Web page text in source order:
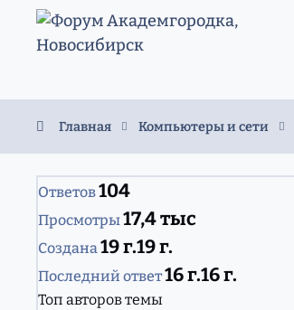
Перейти к содержанию
Главная Компьютеры и сети
Ответов104
Просмотры17,4 тыс
Создана19 г.19 г.
Последний ответ16 г.16 г.
Топ авторов темы